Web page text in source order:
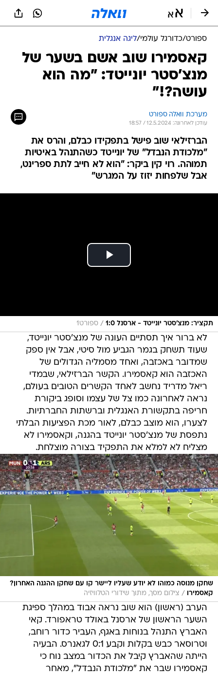
ספורט/כדורגל עולמי/ליגה אנגלית
קאסמירו שוב אשם בשער של
מנצ'סטר יונייטד: "מה הוא
עושה?!"
מערכת וואלה ספורט
עודכן לאחרונה: 12.5.2024 / 18:57
הברזילאי שוב פישל בתפקידו כבלם, והרס את
"מלכודת הנבדל" של יונייטד כשהתנהל באיטיות
תמוהה. רוי קין ביקר: "הוא לא חייב לתת ספרינט,
אבל שלפחות יזוז על המגרש"
תקציר: מנצ'סטר יונייטד - ארסנל 1:0 / ספורט1
לא ברור איך תסתיים העונה של מנצ'סטר יונייטד,
שעוד תשחק בגמר הגביע מול סיטי, אבל אין ספק
שמדובר באכזבה, ואחד מסמליה הגדולים של
האכזבה הוא קאסמירו. הקשר הברזילאי, שבמדי
ריאל מדריד נחשב לאחד הקשרים הטובים בעולם,
נראה לאחרונה כמו צל של עצמו וסופג ביקורת
חריפה בתקשורת האנגלית וברשתות החברתיות.
לצערו, הוא מוצב כבלם, לאור מכת הפציעות הבלתי
נתפסת של מנצ'סטר יונייטד בהגנה, וקאסמירו לא
מצליח לא למלא את התפקיד בצורה מוצלחת.
שחקן מנוסה כמוהו לא יודע שעליו ליישר קו עם שחקן ההגנה האחרון?
קאסמירו
/ צילום מסך, מתוך שידורי הטלוויזיה
הערב (ראשון) הוא שוב נראה אבוד במהלך ספיגת
השער הראשון של ארסנל באולד טראפורד. קאי
האברץ התנהל בנוחות באגף, העביר כדור רוחב,
וטרוסאר כבש בקלות וקבע 0:1 לגאנרס. הבעיה
הייתה שהאברץ קיבל את הכדור במצב נוח כי
קאסמירו שבר את "מלכודת הנבדל", מאחר